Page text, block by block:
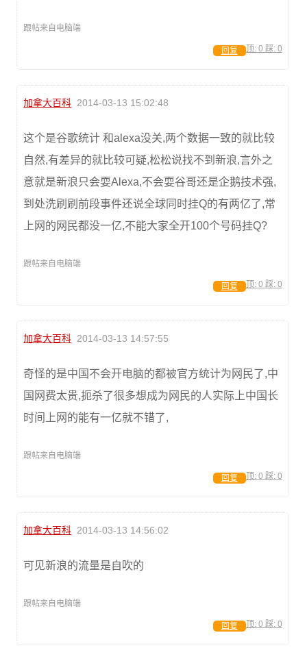
跟帖来自电脑端
顶: 0 踩: 0
回复
加拿大百科 2014-03-13 15:02:48
这个是谷歌统计 和alexa没关,两个数据一致的就比较
自然,有差异的就比较可疑,松松说找不到新浪,言外之
意就是新浪只会耍Alexa,不会耍谷哥还是企鹅技术强,
到处洗刷刷前段事件还说全球同时挂Q的有两亿了,常
上网的网民都没一亿,不能大家全开100个号码挂Q?
跟帖来自电脑端
顶: 0 踩: 0
回复
加拿大百科 2014-03-13 14:57:55
奇怪的是中国不会开电脑的都被官方统计为网民了,中
国网费太贵,扼杀了很多想成为网民的人实际上中国长
时间上网的能有一亿就不错了,
跟帖来自电脑端
顶: 0 踩: 0
回复
加拿大百科 2014-03-13 14:56:02
可见新浪的流量是自吹的
跟帖来自电脑端
顶: 0 踩: 0
回复